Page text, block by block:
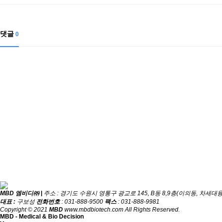
댓글 0
MBD 엠비디㈜ |
주소 : 경기도 수원시 영통구 광교로 145, B동 8,9층(이의동, 차세대
대표 : 구보성 전화번호: 031-888-9500 팩스: 031-888-9981
Copyright © 2021 MBD www.mbdbiotech.com All Rights Reserved.
MBD - Medical & Bio Decision